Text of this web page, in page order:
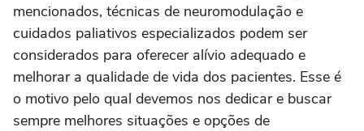
mencionados, técnicas de neuromodulação e
cuidados paliativos especializados podem ser
considerados para oferecer alívio adequado e
melhorar a qualidade de vida dos pacientes. Esse é
o motivo pelo qual devemos nos dedicar e buscar
sempre melhores situações e opções de